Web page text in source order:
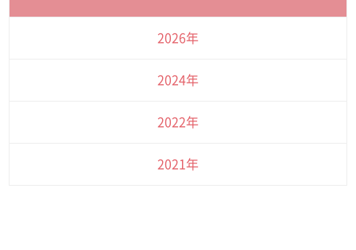
2026年
2024年
2022年
2021年